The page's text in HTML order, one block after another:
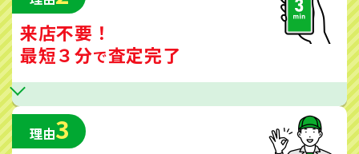
来店不要！
最短３分で査定完了
理由3